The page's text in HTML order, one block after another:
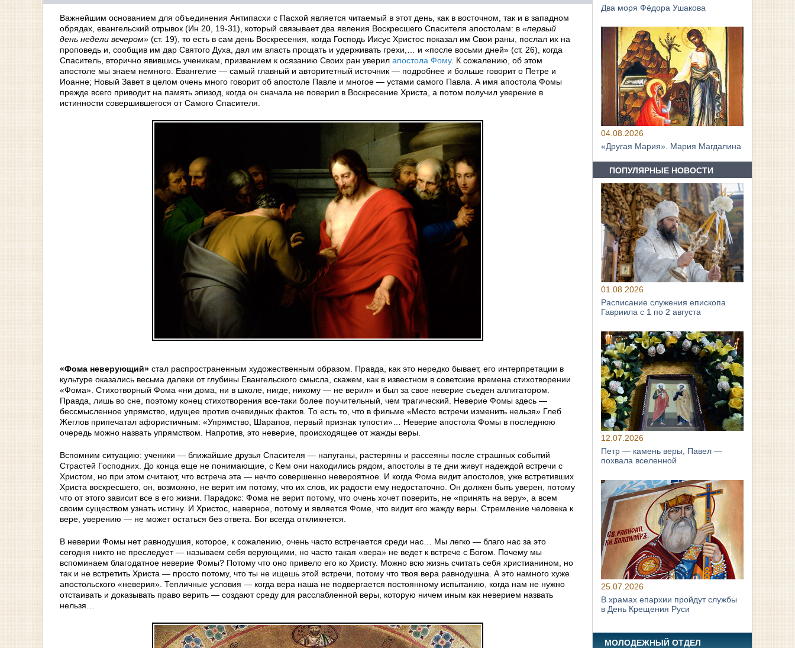
Важнейшим основанием для объединения Антипасхи с Пасхой является читаемый в этот день, как в восточном, так и в западном
обрядах, евангельский отрывок (Ин 20, 19-31), который связывает два явления Воскресшего Спасителя апостолам: в «первый
день недели вечером» (ст. 19), то есть в сам день Воскресения, когда Господь Иисус Христос показал им Свои раны, послал их на
проповедь и, сообщив им дар Святого Духа, дал им власть прощать и удерживать грехи,… и «после восьми дней» (ст. 26), когда
Спаситель, вторично явившись ученикам, призванием к осязанию Своих ран уверил апостола Фому. К сожалению, об этом
апостоле мы знаем немного. Евангелие — самый главный и авторитетный источник — подробнее и больше говорит о Петре и
Иоанне; Новый Завет в целом очень много говорит об апостоле Павле и многое — устами самого Павла. А имя апостола Фомы
прежде всего приводит на память эпизод, когда он сначала не поверил в Воскресение Христа, а потом получил уверение в
истинности совершившегося от Самого Спасителя.
«Фома неверующий» стал распространенным художественным образом. Правда, как это нередко бывает, его интерпретации в
культуре оказались весьма далеки от глубины Евангельского смысла, скажем, как в известном в советские времена стихотворении
«Фома». Стихотворный Фома «ни дома, ни в школе, нигде, никому — не верил» и был за свое неверие съеден аллигатором.
Правда, лишь во сне, поэтому конец стихотворения все-таки более поучительный, чем трагический. Неверие Фомы здесь —
бессмысленное упрямство, идущее против очевидных фактов. То есть то, что в фильме «Место встречи изменить нельзя» Глеб
Жеглов припечатал афористичным: «Упрямство, Шарапов, первый признак тупости»… Неверие апостола Фомы в последнюю
очередь можно назвать упрямством. Напротив, это неверие, происходящее от жажды веры.
Вспомним ситуацию: ученики — ближайшие друзья Спасителя — напуганы, растеряны и рассеяны после страшных событий
Страстей Господних. До конца еще не понимающие, с Кем они находились рядом, апостолы в те дни живут надеждой встречи с
Христом, но при этом считают, что встреча эта — нечто совершенно невероятное. И когда Фома видит апостолов, уже встретивших
Христа воскресшего, он, возможно, не верит им потому, что их слов, их радости ему недостаточно. Он должен быть уверен, потому
что от этого зависит все в его жизни. Парадокс: Фома не верит потому, что очень хочет поверить, не «принять на веру», а всем
своим существом узнать истину. И Христос, наверное, потому и является Фоме, что видит его жажду веры. Стремление человека к
вере, уверению — не может остаться без ответа. Бог всегда откликнется.
В неверии Фомы нет равнодушия, которое, к сожалению, очень часто встречается среди нас… Мы легко — благо нас за это
сегодня никто не преследует — называем себя верующими, но часто такая «вера» не ведет к встрече с Богом. Почему мы
вспоминаем благодатное неверие Фомы? Потому что оно привело его ко Христу. Можно всю жизнь считать себя христианином, но
так и не встретить Христа — просто потому, что ты не ищешь этой встречи, потому что твоя вера равнодушна. А это намного хуже
апостольского «неверия». Тепличные условия — когда вера наша не подвергается постоянному испытанию, когда нам не нужно
отстаивать и доказывать право верить — создают среду для расслабленной веры, которую ничем иным как неверием назвать
нельзя…
Два моря Фёдора Ушакова
04.08.2026
«Другая Мария». Мария Магдалина
ПОПУЛЯРНЫЕ НОВОСТИ
01.08.2026
Расписание служения епископа
Гавриила с 1 по 2 августа
12.07.2026
Петр — камень веры, Павел —
похвала вселенной
25.07.2026
В храмах епархии пройдут службы
в День Крещения Руси
МОЛОДЕЖНЫЙ ОТДЕЛ